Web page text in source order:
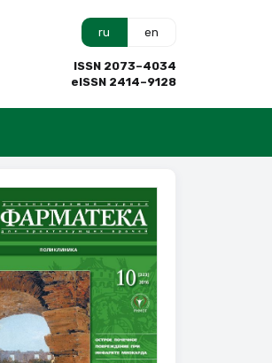
ru en
ISSN 2073–4034
eISSN 2414–9128